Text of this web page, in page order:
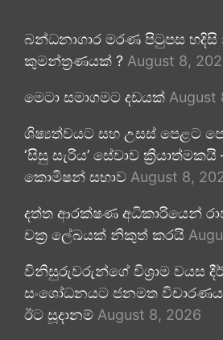
බන්ධනාගාර මරණ පිටුපස හදිසි
කුමන්ත්‍රණයක් ? August 8,
මෙටා සමාගමට දඩයක් August
ශිෂ්‍යත්වයට සහ උසස් පෙළට
‘සිසු සැරිය’ සේවාව
කොමිෂන් සභාව August 8,
දත්ත ආරක්ෂණ අධිකාරියෙන්
චක්‍ර ලේඛයක් නිකුත් කරයි
විනිසුරුවරුන්ගේ විශ්‍රාම වයස
සංශෝධනයට ජනමත
ඊට සූදානම් August 8, 2026